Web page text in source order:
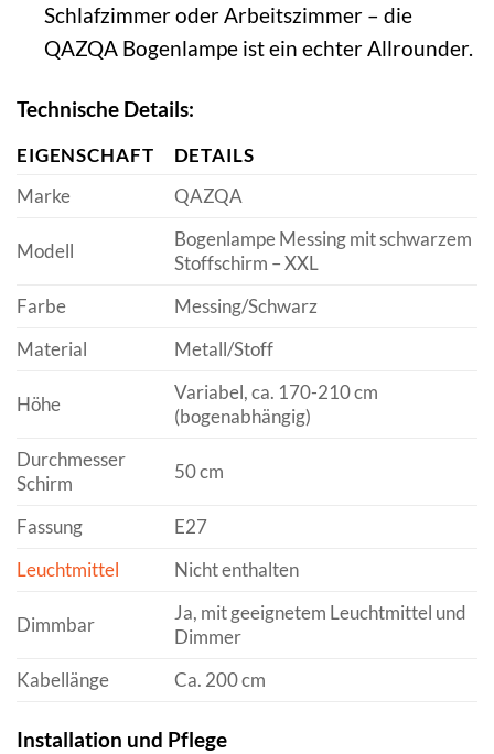
Schlafzimmer oder Arbeitszimmer – die
QAZQA Bogenlampe ist ein echter Allrounder.
Technische Details:
EIGENSCHAFT
DETAILS
Marke
QAZQA
Modell
Bogenlampe Messing mit schwarzem
Stoffschirm – XXL
Farbe
Messing/Schwarz
Material
Metall/Stoff
Höhe
Variabel, ca. 170-210 cm
(bogenabhängig)
Durchmesser
Schirm
50 cm
Fassung
E27
Leuchtmittel
Nicht enthalten
Dimmbar
Ja, mit geeignetem Leuchtmittel und
Dimmer
Kabellänge
Ca. 200 cm
Installation und Pflege